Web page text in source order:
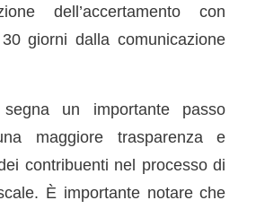
dell’accertamento con
giorni dalla comunicazione
un importante passo
maggiore trasparenza e
contribuenti nel processo di
È importante notare che